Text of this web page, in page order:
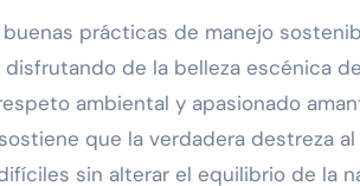
prácticas de manejo
de la belleza escénica
ambiental y apasionado
que la verdadera destreza
sin alterar el equilibrio de la